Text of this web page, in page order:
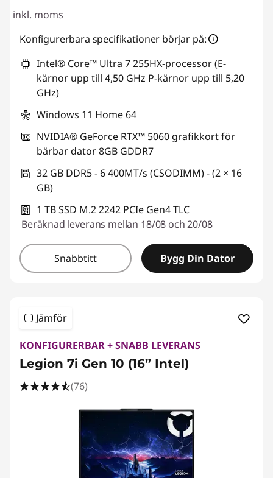
inkl. moms
Konfigurerbara specifikationer börjar på:
Intel® Core™ Ultra 7 255HX-processor (E-
kärnor upp till 4,50 GHz P-kärnor upp till 5,20
GHz)
Windows 11 Home 64
NVIDIA® GeForce RTX™ 5060 grafikkort för
bärbar dator 8GB GDDR7
32 GB DDR5 - 6 400MT/s (CSODIMM) - (2 × 16
GB)
1 TB SSD M.2 2242 PCIe Gen4 TLC
Beräknad leverans mellan 18/08 och 20/08
Snabbtitt Bygg Din Dator
Jämför
KONFIGURERBAR + SNABB LEVERANS
Legion 7i Gen 10 (16” Intel)
(76)